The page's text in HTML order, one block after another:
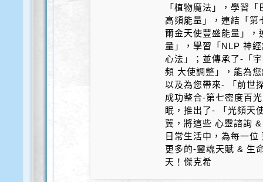
「植物魔法」，學習
高頻能量」，連結「第
爾金天使豐盛能量」，
量」，學習「NLP 神
心法」；並傳承了-「
頻 大使調整」，能為
以及為您帶來- 「前世
成功整合-第七密度百
眠，推出了- 「光頻天
冀，將這些 心靈諮詢
日常生活中，為每一
更多的-靈魂天賦 & 生
天！傑克希